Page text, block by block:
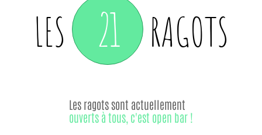
LES 21 RAGOTS
Les ragots sont actuellement
ouverts à tous, c'est open bar !